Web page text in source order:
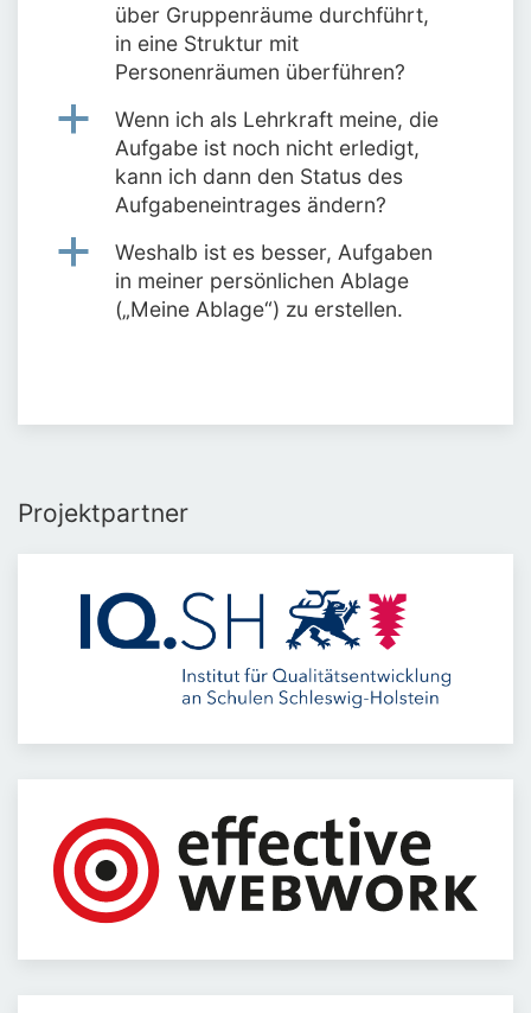
über Gruppenräume durchführt,
in eine Struktur mit
Personenräumen überführen?
a
Wenn ich als Lehrkraft meine, die
Aufgabe ist noch nicht erledigt,
kann ich dann den Status des
Aufgabeneintrages ändern?
a
Weshalb ist es besser, Aufgaben
in meiner persönlichen Ablage
(„Meine Ablage“) zu erstellen.
Projektpartner